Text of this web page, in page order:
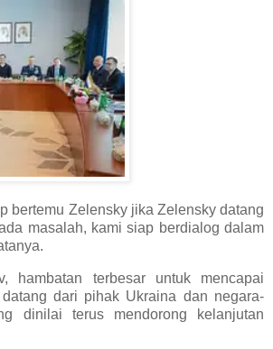
bertemu Zelensky jika Zelensky datang
masalah, kami siap berdialog dalam
hambatan terbesar untuk mencapai
dari pihak Ukraina dan negara-
dinilai terus mendorong kelanjutan